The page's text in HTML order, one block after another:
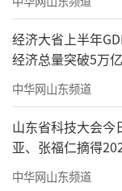
成交环比上涨
高端项目热度
市处于“核
段，购房逻辑
段稀缺性、产
（10月1月至8
经济大省上半年
经济总量突破5万亿
中华网山东频道
山东省科技大会今
亚、张福仁摘得
奖最高奖！
中华网山东频道